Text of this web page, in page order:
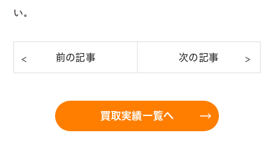
い。
買取実績一覧へ